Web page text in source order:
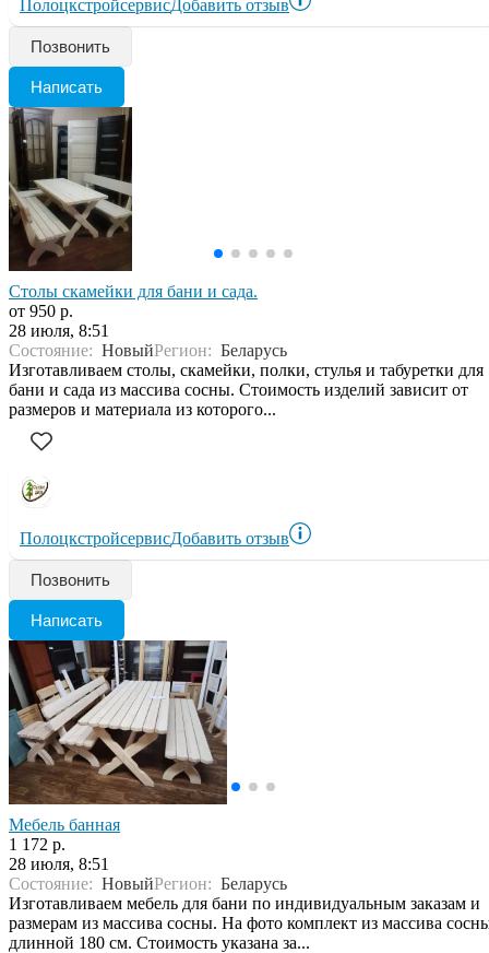
ПолоцкстройсервисДобавить отзыв
Позвонить
Написать
Столы скамейки для бани и сада.
от 950 р.
28 июля, 8:51
Состояние: НовыйРегион: Беларусь
Изготавливаем столы, скамейки, полки, стулья и табуретки для
бани и сада из массива сосны. Стоимость изделий зависит от
размеров и материала из которого...
ПолоцкстройсервисДобавить отзыв
Позвонить
Написать
Мебель банная
1 172 р.
28 июля, 8:51
Состояние: НовыйРегион: Беларусь
Изготавливаем мебель для бани по индивидуальным заказам и
размерам из массива сосны. На фото комплект из массива
длинной 180 см. Стоимость указана за...